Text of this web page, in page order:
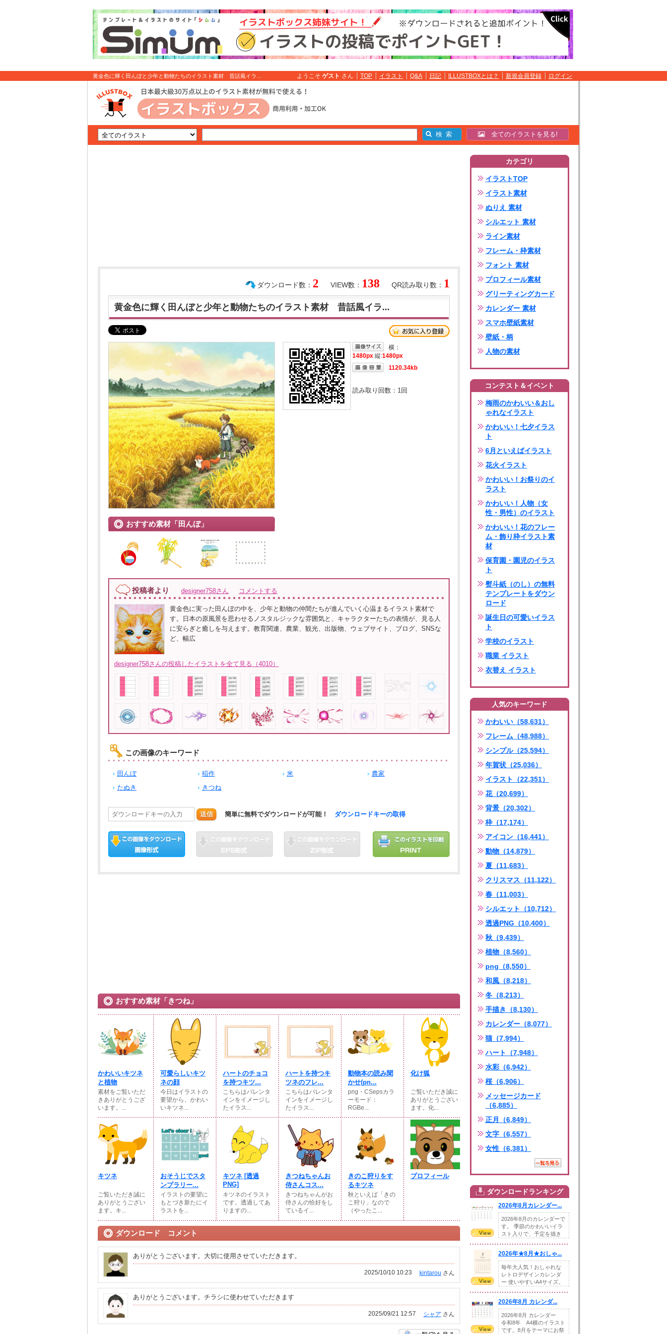
黄金色に輝く田んぼと少年と動物たちのイラスト素材 昔話風イラ...
ようこそ ゲスト さん TOP イラスト Q&A 日記 ILLUSTBOXとは？ 新規会員登録 ログイン
全てのイラストを見る!
QR読み取り数： 1
VIEW数： 138
ダウンロード数： 2
黄金色に輝く田んぼと少年と動物たちのイラスト素材 昔話風イラ...
おすすめ素材「田んぼ」
横：
1480px 縦:1480px
1120.34kb
読み取り回数： 1回
投稿者より designer758さん コメントする
黄金色に実った田んぼの中を、少年と動物の仲間たちが進んでいく心温まるイラスト素材で
す。日本の原風景を思わせるノスタルジックな雰囲気と、キャラクターたちの表情が、見る人
に安らぎと癒しを与えます。教育関連、農業、観光、出版物、ウェブサイト、ブログ、SNSな
ど、幅広
designer758さんの投稿したイラストを全て見る（4010）
この画像のキーワード
田んぼ 稲作 米
農家
たぬき
きつね
送信 簡単に無料でダウンロードが可能！ ダウンロードキーの取得
おすすめ素材「きつね」
かわいいキツネ
と植物
素材をご覧いただ
きありがとうござ
います。...
可愛らしいキツ
ネの顔
今日はイラストの
要望から、かわい
いキツネ...
ハートのチョコ
を持つキツ...
こちらはバレンタ
インをイメージし
たイラス...
ハートを持つキ
ツネのフレ...
こちらはバレンタ
インをイメージし
たイラス...
動物本の読み聞
かせ(pn...
png・CSepsカラ
ーモード：
RGBe...
化け狐
ご覧いただき誠に
ありがとうござい
ます。化...
キツネ
ご覧いただき誠に
ありがとうござい
ます。キ...
おそうじでスタ
ンプラリー...
イラストの要望に
もとづき新たにイ
ラストを...
キツネ [透過
PNG]
キツネのイラスト
です。透過してあ
りますの...
きつねちゃんお
侍さんコス...
きつねちゃんがお
侍さんの恰好をし
ているイ...
きのこ狩りをす
るキツネ
秋といえば「きの
こ狩り」なので
（やったこ...
プロフィール
ダウンロード コメント
ありがとうございます。大切に使用させていただきます。
kintarou さん
2025/10/10 10:23
ありがとうございます。チラシに使わせていただきます
シャア さん
2025/09/21 12:57
カテゴリ
イラストTOP
イラスト素材
ぬりえ 素材
シルエット 素材
ライン素材
フレーム・枠素材
フォント 素材
プロフィール素材
グリーティングカード
カレンダー 素材
スマホ壁紙素材
壁紙・柄
人物の素材
コンテスト＆イベント
梅雨のかわいい＆おし
ゃれなイラスト
かわいい！七夕イラス
ト
6月といえばイラスト
花火イラスト
かわいい！お祭りのイ
ラスト
かわいい！人物（女
性・男性）のイラスト
かわいい！花のフレー
ム・飾り枠イラスト素
材
保育園・園児のイラス
ト
熨斗紙（のし）の無料
テンプレートをダウン
ロード
誕生日の可愛いイラス
ト
学校のイラスト
職業 イラスト
衣替え イラスト
人気のキーワード
かわいい（58,631）
フレーム（48,988）
シンプル（25,594）
年賀状（25,036）
イラスト（22,351）
花（20,699）
背景（20,302）
枠（17,174）
アイコン（16,441）
動物（14,879）
夏（11,683）
クリスマス（11,122）
春（11,003）
シルエット（10,712）
透過PNG（10,400）
秋（9,439）
植物（8,560）
png（8,550）
和風（8,218）
冬（8,213）
手描き（8,130）
カレンダー（8,077）
猫（7,994）
ハート（7,948）
水彩（6,942）
桜（6,906）
メッセージカード
（6,885）
正月（6,849）
文字（6,557）
女性（6,381）
ダウンロードランキング
2026年8月カレンダー...
2026年8月のカレンダーで
す。 季節のかわいいイラ
スト入りで、予定を描き
2026年★8月★おしゃ...
毎年大人気！おしゃれな
レトロデザインカレンダ
ー 使いやすいA4サイズ。
2026年8月 カレンダ...
2026年8月 カレンダー
令和8年 A4横のイラスト
です。8月をテーマにお祭